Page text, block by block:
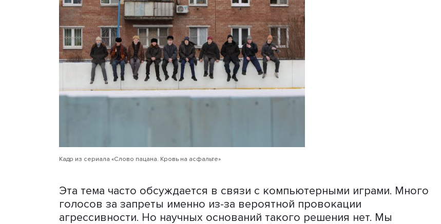
Кто виноват
Второе. Насколько просмотр сериала действительно может
спровоцировать насилие в реальной жизни. К сожалению,
однозначно ответить нельзя. Есть большое искушение
фильм может спровоцировать всплеск насилия. Эта тема
популярна начиная с 60–70-х. Многие, вероятно, слышали
многократно оспорены. Повторяемое поведение зависит от
пользу того, что просмотр сцен насилия спровоцирует
насилие, нет.